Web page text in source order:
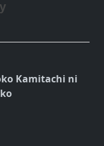
Kamitachi ni